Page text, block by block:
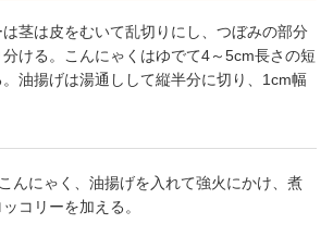
茎は皮をむいて乱切りにし、つぼみの部分
ける。こんにゃくはゆでて4～5cm長さの短
油揚げは湯通しして縦半分に切り、1cm幅
んにゃく、油揚げを入れて強火にかけ、煮
コリーを加える。